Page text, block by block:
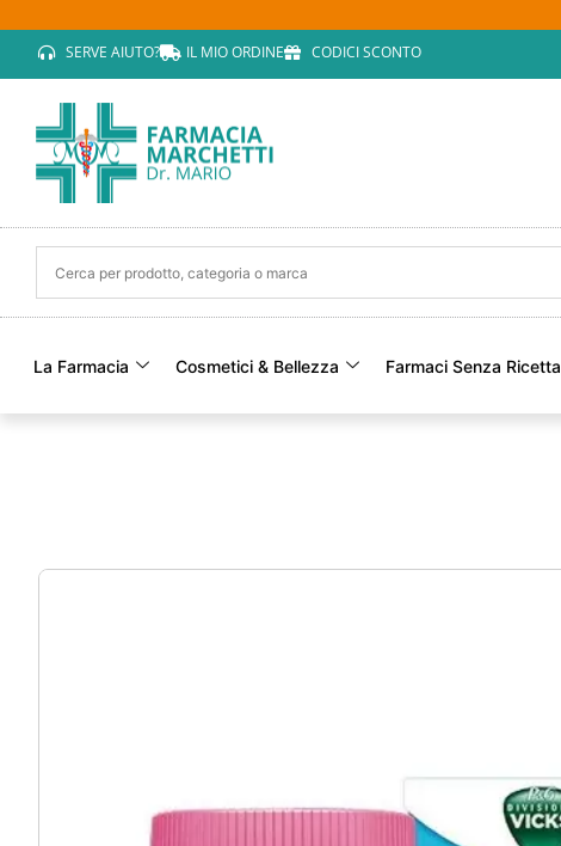
SERVE AIUTO? IL MIO ORDINE CODICI SCONTO
La Farmacia Cosmetici & Bellezza Farmaci Senza Ricetta